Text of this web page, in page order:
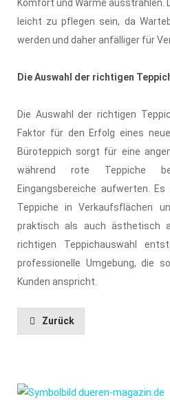
Komfort und Wärme ausstrahlen.
leicht zu pflegen sein, da
werden und daher anfälliger für
Die Auswahl der richtigen
Die Auswahl der richtigen
Faktor für den Erfolg eines
Büroteppich sorgt für eine
während rote Teppiche
Eingangsbereiche aufwerten.
Teppiche in Verkaufsflächen
praktisch als auch ästhetisch
richtigen Teppichauswahl
professionelle Umgebung, die
Kunden anspricht.
Zurück